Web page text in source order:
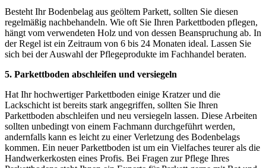
Besteht Ihr Bodenbelag aus geöltem Parkett, sollten Sie diesen
regelmäßig nachbehandeln. Wie oft Sie Ihren Parkettboden pflegen,
hängt vom verwendeten Holz und von dessen Beanspruchung ab. In
der Regel ist ein Zeitraum von 6 bis 24 Monaten ideal. Lassen Sie
sich bei der Auswahl der Pflegeprodukte im Fachhandel beraten.
5. Parkettboden abschleifen und versiegeln
Hat Ihr hochwertiger Parkettboden einige Kratzer und die
Lackschicht ist bereits stark angegriffen, sollten Sie Ihren
Parkettboden abschleifen und neu versiegeln lassen. Diese Arbeiten
sollten unbedingt von einem Fachmann durchgeführt werden,
andernfalls kann es leicht zu einer Verletzung des Bodenbelags
kommen. Ein neuer Parkettboden ist um ein Vielfaches teurer als die
Handwerkerkosten eines Profis. Bei Fragen zur Pflege Ihres